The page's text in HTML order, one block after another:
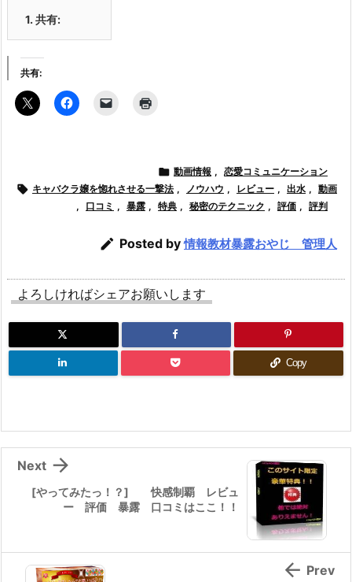
1. 共有:
共有:
 動画情報 , 恋愛コミュニケーション
 キャバクラ嬢を惚れさせる一撃法 , ノウハウ , レビュー , 出水 , 動画
,
口コミ , 暴露 , 特典 , 秘密のテクニック , 評価 , 評判
 Posted by情報教材暴露おやじ 管理人
よろしければシェアお願いします
Copy
[やってみたっ！？] 快感制覇 レビュ
ー 評価 暴露 口コミはここ！！

Next
 Prev